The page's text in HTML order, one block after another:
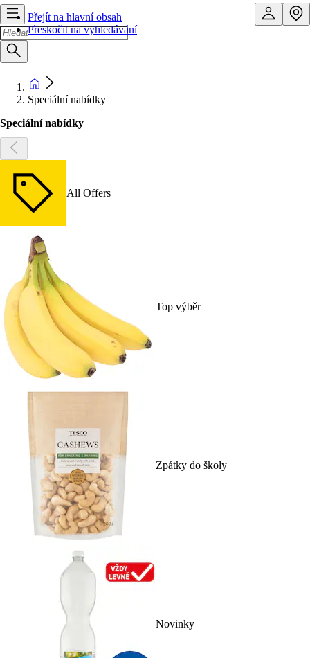
Přejít na hlavní obsah
Přeskočit na vyhledávání
Speciální nabídky
Speciální nabídky
All Offers
Top výběr
Zpátky do školy
Novinky